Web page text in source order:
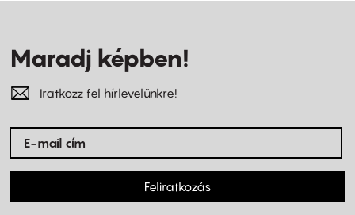
Maradj képben!
Iratkozz fel hírlevelünkre!
Feliratkozás